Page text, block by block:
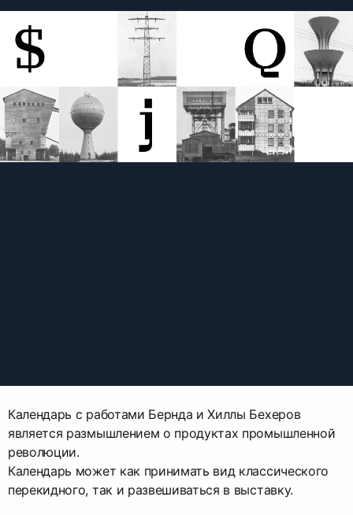
Календарь с работами Бернда и Хиллы Бехеров
является размышлением о продуктах промышленной
революции.
Календарь может как принимать вид классического
перекидного, так и развешиваться в выставку.